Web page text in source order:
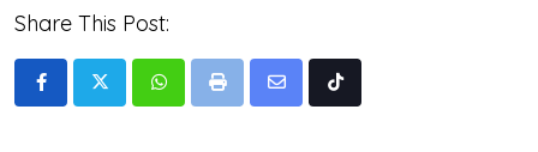
Share This Post:
WhatsappPrint
Share
Tiktok